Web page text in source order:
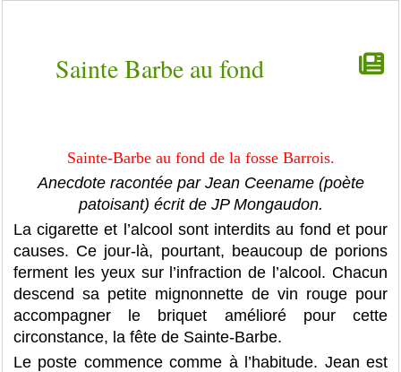
Sainte Barbe au fond
Sainte-Barbe au fond de la fosse Barrois.
Anecdote racontée par Jean Ceename (poète
patoisant) écrit de JP Mongaudon.
La cigarette et l’alcool sont interdits au fond et pour
causes. Ce jour-là, pourtant, beaucoup de porions
ferment les yeux sur l’infraction de l’alcool. Chacun
descend sa petite mignonnette de vin rouge pour
accompagner le briquet amélioré pour cette
circonstance, la fête de Sainte-Barbe.
Le poste commence comme à l’habitude. Jean est